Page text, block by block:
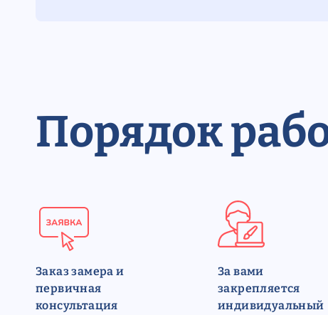
Порядок
Заказ замера и
первичная
консультация
За вами
закрепляется
индивидуальный